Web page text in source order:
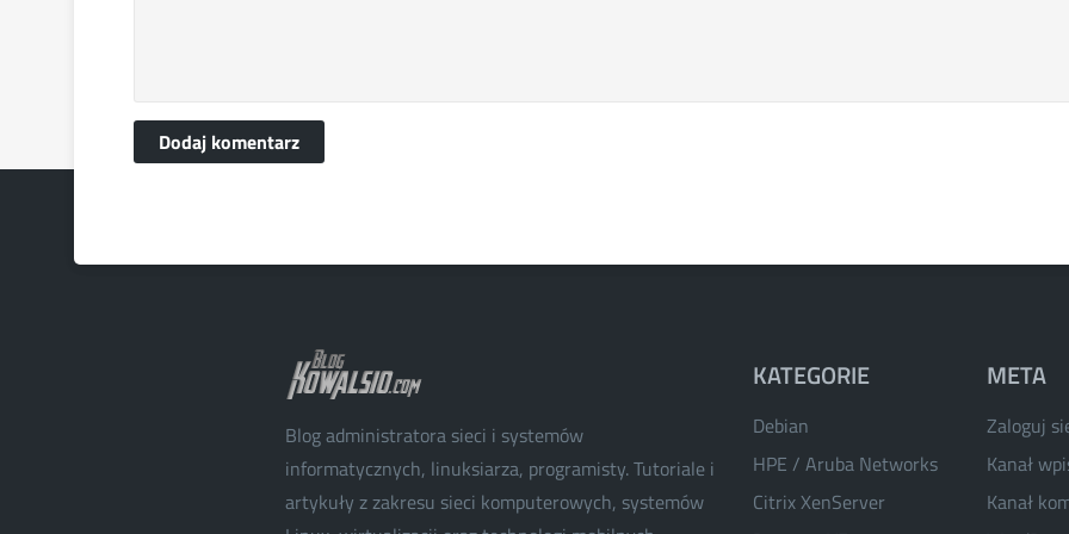
Dodaj komentarz
Blog administratora sieci i systemów
informatycznych, linuksiarza, programisty. Tutoriale i
artykuły z zakresu sieci komputerowych, systemów
KATEGORIE
Debian
HPE / Aruba Networks
Citrix XenServer
META
Zaloguj
Kanał
Kanał